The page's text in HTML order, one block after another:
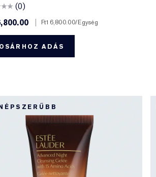
(0)
Ft16,800.00/Egység
ADÁS